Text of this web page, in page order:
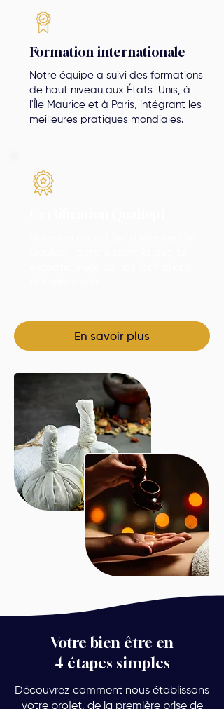
Formation internationale
Notre équipe a suivi des formations
de haut niveau aux États-Unis, à
l'Île Maurice et à Paris, intégrant les
meilleures pratiques mondiales.
En savoir plus
Votre bien être en
4 étapes simples
Découvrez comment nous établissons
votre projet, de la première prise de